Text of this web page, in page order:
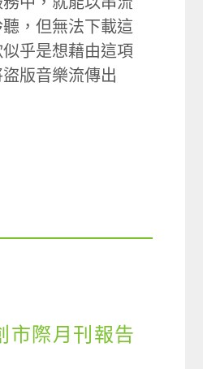
，但無法下載這
乎是想藉由這項
版音樂流傳出
市際月刊報告